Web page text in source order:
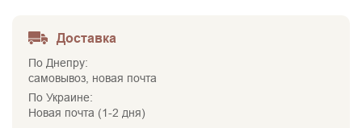
Доставка
По Днепру:
самовывоз, новая почта
По Украине:
Новая почта (1-2 дня)